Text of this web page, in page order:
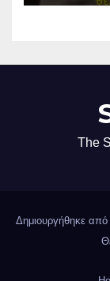
The
Δημιουργήθηκε